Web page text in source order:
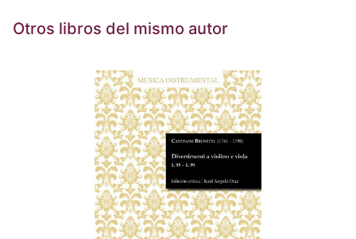
Otros libros del mismo autor